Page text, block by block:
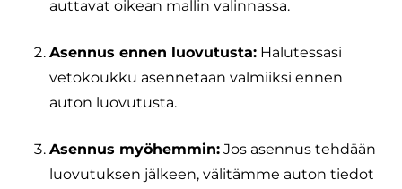
auttavat oikean mallin valinnassa.
Asennus ennen luovutusta: Halutessasi
vetokoukku asennetaan valmiiksi ennen
auton luovutusta.
Asennus myöhemmin: Jos asennus tehdään
luovutuksen jälkeen, välitämme auton tiedot